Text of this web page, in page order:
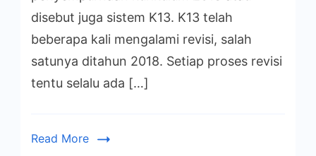
Revisi
Di
Sekolah
disebut juga sistem K13. K13 telah
beberapa kali mengalami revisi, salah
satunya ditahun 2018. Setiap proses revisi
tentu selalu ada […]
Read More